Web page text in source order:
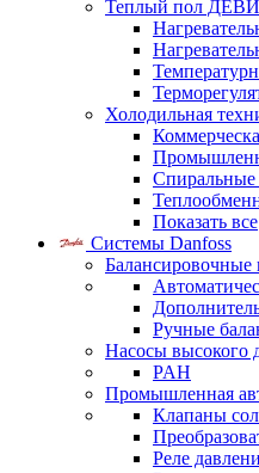
Теплый пол
Холодильная
Спиральные
Показать все
Системы Danfoss
Балансировочные
Ручные
Насосы высокого
PAH
Промышленная
Клапаны
Реле